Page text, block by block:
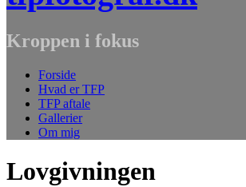
Kroppen i fokus
Forside
Hvad er TFP
TFP aftale
Gallerier
Om mig
Lovgivningen